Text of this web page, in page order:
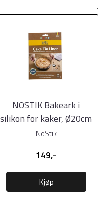
NOSTIK Bakeark i
silikon for kaker, Ø20cm
NoStik
149,-
Kjøp